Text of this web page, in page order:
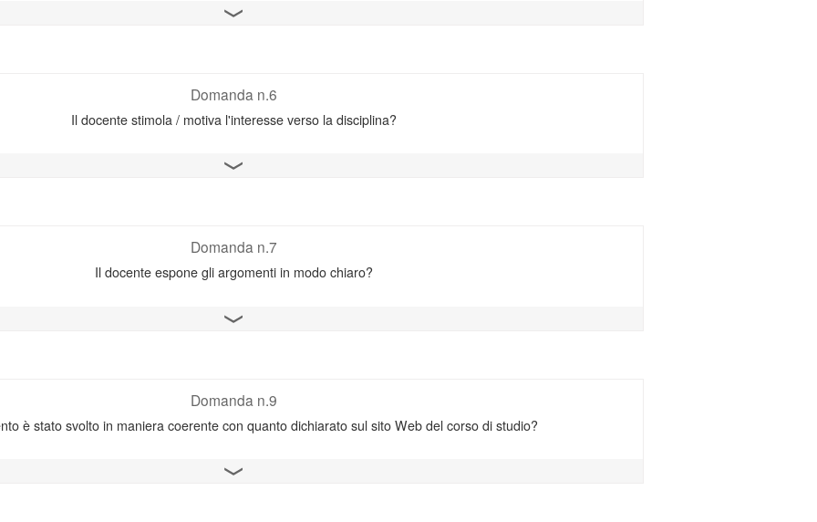
Apri il grafico
Domanda n.6
Il docente stimola / motiva l'interesse verso la disciplina?
Apri il grafico
Domanda n.7
Il docente espone gli argomenti in modo chiaro?
Apri il grafico
Domanda n.9
è stato svolto in maniera coerente con quanto dichiarato sul sito Web del corso di studio?
Apri il grafico